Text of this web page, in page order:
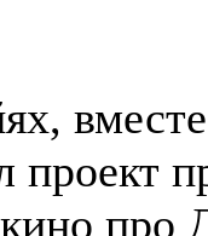
проект
кино